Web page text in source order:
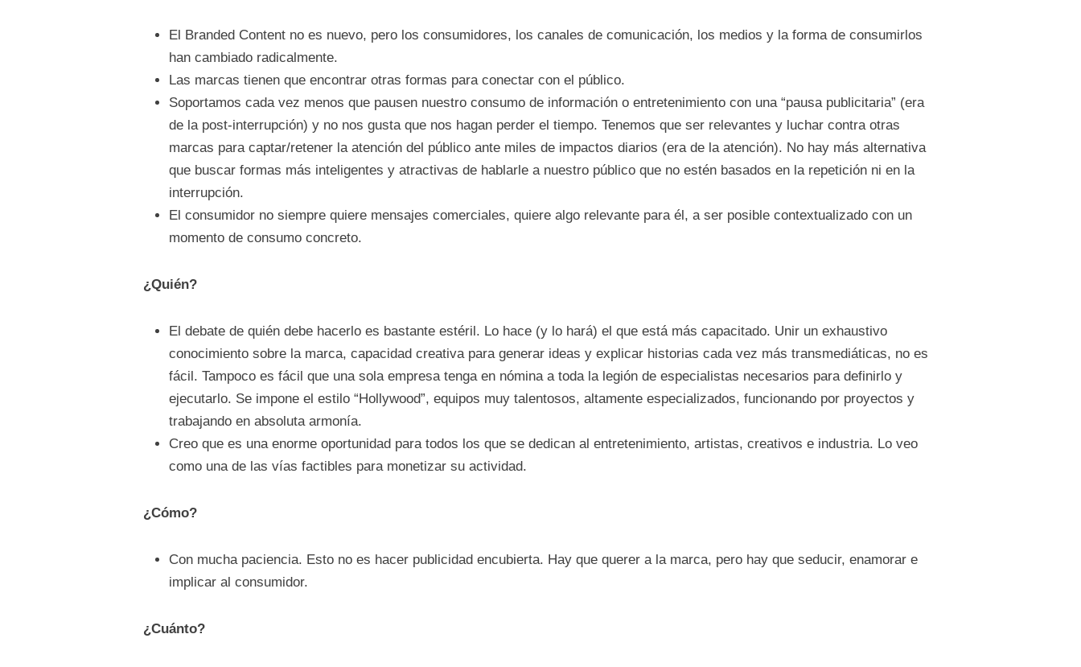
El Branded Content no es nuevo, pero los consumidores, los canales de comunicación, los medios y la forma de consumirlos
han cambiado radicalmente.
Las marcas tienen que encontrar otras formas para conectar con el público.
Soportamos cada vez menos que pausen nuestro consumo de información o entretenimiento con una “pausa publicitaria” (era
de la post-interrupción) y no nos gusta que nos hagan perder el tiempo. Tenemos que ser relevantes y luchar contra otras
marcas para captar/retener la atención del público ante miles de impactos diarios (era de la atención). No hay más alternativa
que buscar formas más inteligentes y atractivas de hablarle a nuestro público que no estén basados en la repetición ni en la
interrupción.
El consumidor no siempre quiere mensajes comerciales, quiere algo relevante para él, a ser posible contextualizado con un
momento de consumo concreto.
¿Quién?
El debate de quién debe hacerlo es bastante estéril. Lo hace (y lo hará) el que está más capacitado. Unir un exhaustivo
conocimiento sobre la marca, capacidad creativa para generar ideas y explicar historias cada vez más transmediáticas, no es
fácil. Tampoco es fácil que una sola empresa tenga en nómina a toda la legión de especialistas necesarios para definirlo y
ejecutarlo. Se impone el estilo “Hollywood”, equipos muy talentosos, altamente especializados, funcionando por proyectos y
trabajando en absoluta armonía.
Creo que es una enorme oportunidad para todos los que se dedican al entretenimiento, artistas, creativos e industria. Lo veo
como una de las vías factibles para monetizar su actividad.
¿Cómo?
Con mucha paciencia. Esto no es hacer publicidad encubierta. Hay que querer a la marca, pero hay que seducir, enamorar e
implicar al consumidor.
¿Cuánto?